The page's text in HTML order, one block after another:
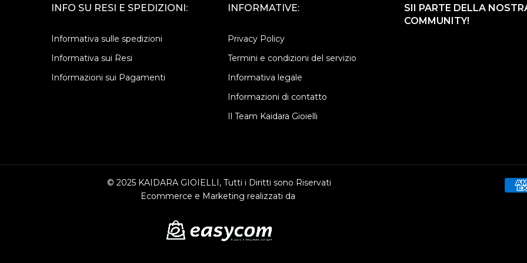
INFO SU RESI E SPEDIZIONI:
Informativa sulle spedizioni
Informativa sui Resi
Informazioni sui Pagamenti
INFORMATIVE:
Privacy Policy
Termini e condizioni del servizio
Informativa legale
Informazioni di contatto
Il Team Kaidara Gioielli
SII PARTE DELLA
COMMUNITY!
© 2025 KAIDARA GIOIELLI, Tutti i Diritti sono Riservati
Ecommerce e Marketing realizzati da